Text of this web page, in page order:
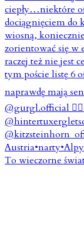
To wieczorne